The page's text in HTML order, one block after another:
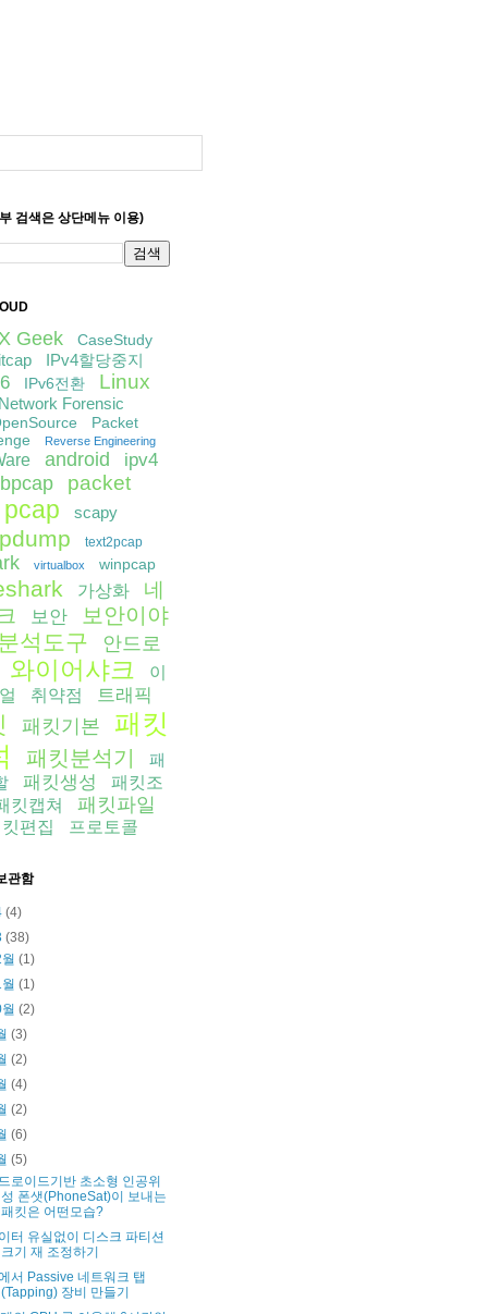
검색은 상단메뉴 이용)
Geek CaseStudy
IPv4할당중지
IPv6전환 Linux
Forensic
Packet
Reverse Engineering
android ipv4
packet
pcap scapy
text2pcap
virtualbox winpcap
가상화
네
보안 보안이야
석도구 안드로
와이어샤크
이
취약점 트래픽
패킷기본
패킷
패킷분석기
패
패킷생성
패킷조
킷캡쳐
패킷파일
편집 프로토콜
관함
(4)
(38)
월(1)
월(1)
월(2)
(3)
(2)
(4)
(2)
(6)
(5)
로이드기반 초소형 인공위
성 폰샛(PhoneSat)이 보내는
패킷은 어떤모습?
터 유실없이 디스크 파티션
크기 재 조정하기
서 Passive 네트워크 탭
(Tapping) 장비 만들기